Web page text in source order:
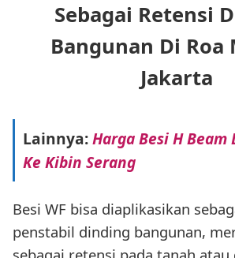
Sebagai Retensi
Bangunan Di Roa
Jakarta
Lainnya:Harga Besi H Beam
Ke Kibin Serang
Besi WF bisa diaplikasikan
penstabil dinding bangunan,